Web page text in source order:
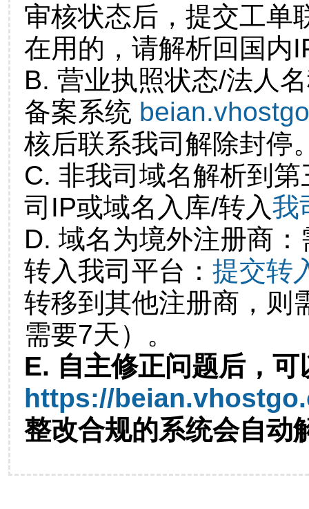
审核状态后，提交工单
在用的，请解析回国内
B. 营业执照状态/法人
备案系统
核后联系我司解除封停
C. 非我司域名解析到
司IP或域名入库/转入我
D. 域名为境外注册商
转入我司平台： 提交转
转移到其他注册商，则
需要7天）。
E. 自主修正问题后，可
https://
整改合规的系统会自动